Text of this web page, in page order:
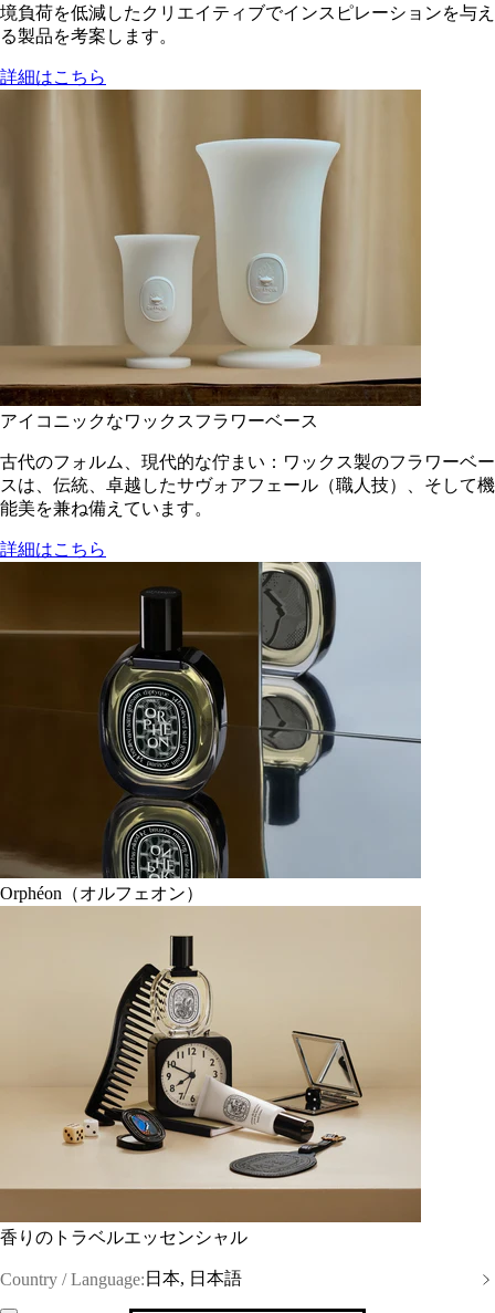
境負荷を低減した​クリエイティブでインスピレーションを与え
る製品を考案します。
詳細はこちら
アイコニックなワックスフラワーベース
古代のフォルム、現代的な佇まい：ワックス製のフラワーベー
スは、伝統、卓越したサヴォアフェール（職人技）、そして機
能美を兼ね備えています。
詳細はこちら
Orphéon（オルフェオン）
香りのトラベルエッセンシャル
Country / Language: 日本, 日本語